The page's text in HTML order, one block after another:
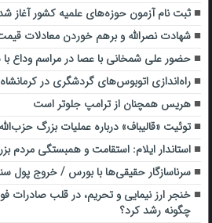
ثبت نام آزمون حوزه‌های علمیه کشور آغاز شد
شهادت نصرالله و برهم خوردن معادلات
حضور علی شمخانی با عصا در مراسم وداع
راه‌اندازی اتوبوس‌های گردشگری در کرمانشاه
هریس همچنان از ترامپ جلوتر است
توئیت «قالیباف» درباره عملیات بزرگ حزب‌الله
استاندار ایلام: استقامت و همبستگی مردم
سرناسازگار حقیقی‌ها با بورس / خروج پول
خنجر ارز نیمایی و تحریم‌، در قلب صادرات
چگونه رشد کرد؟